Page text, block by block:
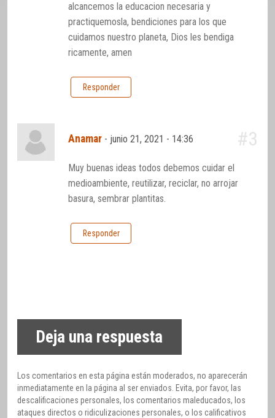
alcancemos la educacion necesaria y
practiquemosla, bendiciones para los que
cuidamos nuestro planeta, Dios les bendiga
ricamente, amen
Responder
Anamar - junio 21, 2021 - 14:36 #3
Muy buenas ideas todos debemos cuidar el
medioambiente, reutilizar, reciclar, no arrojar
basura, sembrar plantitas.
Responder
Deja una respuesta
Los comentarios en esta página están moderados, no aparecerán
inmediatamente en la página al ser enviados. Evita, por favor, las
descalificaciones personales, los comentarios maleducados, los
ataques directos o ridiculizaciones personales, o los calificativos